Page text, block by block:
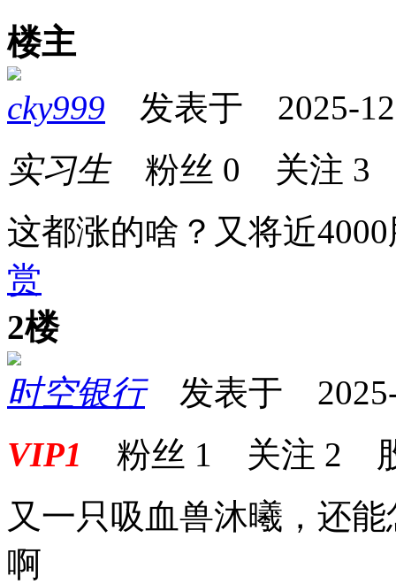
楼主
cky999 发表于 2025-
实习生粉丝 0 关注 3
这都涨的啥？又将近
赏
2楼
时空银行发表于 2025-
VIP1 粉丝 1 关注 2
又一只吸血兽沐曦，还
啊